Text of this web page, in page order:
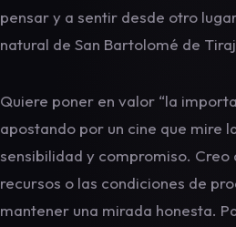
pensar y a sentir desde otro
natural de San Bartolomé de
Quiere poner en valor “la
apostando por un cine que mire
sensibilidad y compromiso. Creo
recursos o las condiciones de
mantener una mirada honesta.